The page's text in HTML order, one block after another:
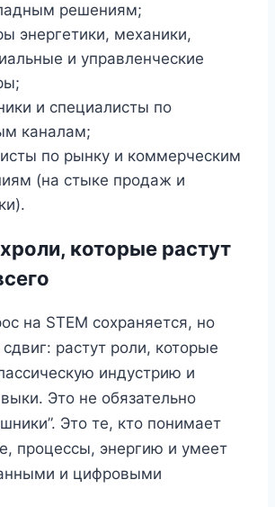
решениям;
энергетики, механики,
и управленческие
и специалисты по
каналам;
по рынку и коммерческим
(на стыке продаж и
которые растут
на STEM сохраняется, но
растут роли, которые
индустрию и
Это не обязательно
Это те, кто понимает
процессы, энергию и умеет
и цифровыми